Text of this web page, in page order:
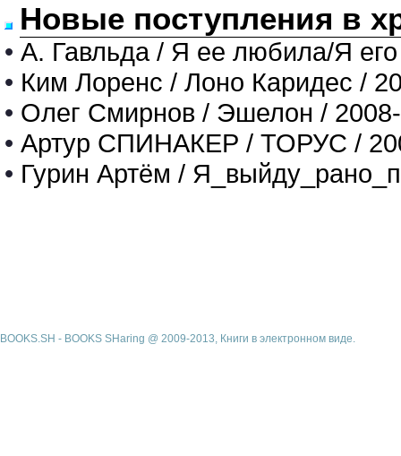
Новые поступления в
• А. Гавльда / Я ее любила/Я
• Ким Лоренс / Лоно Каридес /
• Олег Смирнов / Эшелон /
• Артур СПИНАКЕР / ТОРУС /
• Гурин Артём /
BOOKS.SH - BOOKS SHaring @ 2009-2013, Книги в электронном виде.